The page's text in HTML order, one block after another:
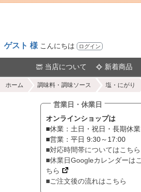
ゲスト 様 こんにちは ログイン
当店について 新着商品
ホーム 調味料・調味ソース 塩・にがり
営業日・休業日
オンラインショップは
■休業：土日・祝日・長期休業
■営業：平日 9:30～17:00
■対応時間帯についてはこちら
■休業日Googleカレンダーはこ
ちら
■ご注文後の流れはこちら